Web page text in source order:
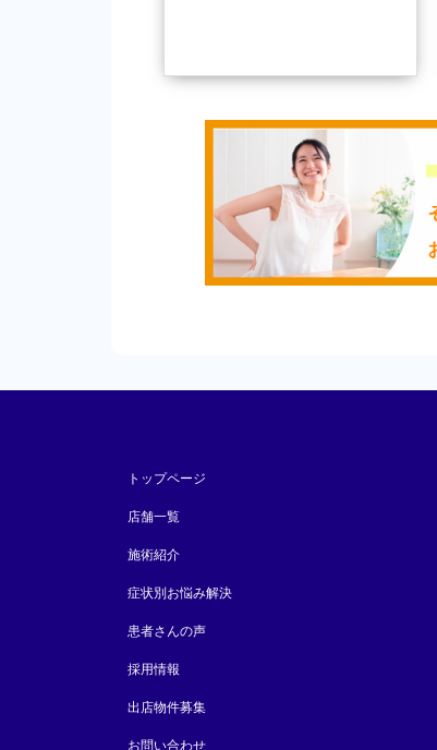
トップページ
店舗一覧
施術紹介
症状別お悩み解決
患者さんの声
採用情報
出店物件募集
お問い合わせ